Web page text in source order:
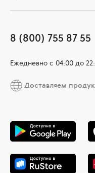
8 (800) 755 87 55
Ежедневно c 04:00 до
Доставляем